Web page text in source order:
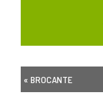
NAVIGATION
ÉVÈNEMENT
« BROCANTE